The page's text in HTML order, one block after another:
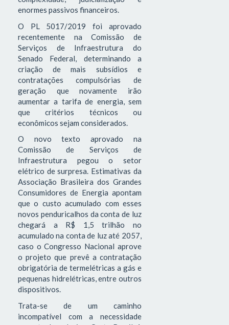
enormes passivos financeiros.
O PL 5017/2019 foi aprovado
recentemente na Comissão de
Serviços de Infraestrutura do
Senado Federal, determinando a
criação de mais subsídios e
contratações compulsórias de
geração que novamente irão
aumentar a tarifa de energia, sem
que critérios técnicos ou
econômicos sejam considerados.
O novo texto aprovado na
Comissão de Serviços de
Infraestrutura pegou o setor
elétrico de surpresa. Estimativas da
Associação Brasileira dos Grandes
Consumidores de Energia apontam
que o custo acumulado com esses
novos penduricalhos da conta de luz
chegará a R$ 1,5 trilhão no
acumulado na conta de luz até 2057,
caso o Congresso Nacional aprove
o projeto que prevê a contratação
obrigatória de termelétricas a gás e
pequenas hidrelétricas, entre outros
dispositivos.
Trata-se de um caminho
incompatível com a necessidade